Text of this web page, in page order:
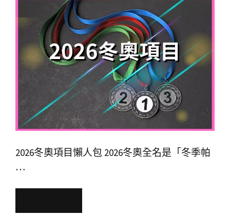
2026冬奧項目懶人包 2026冬奧全名是「冬季帕
…